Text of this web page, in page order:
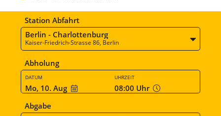
Station Abfahrt
Berlin - Charlottenburg
Kaiser-Friedrich-Strasse 86, Berlin
Abholung
DATUM
Mo, 10. Aug
UHRZEIT
08:00 Uhr
Abgabe